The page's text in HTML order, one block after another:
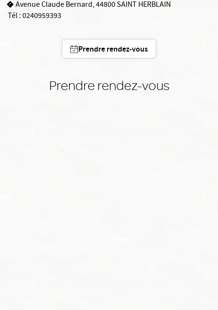
Avenue Claude Bernard, 44800 SAINT HERBLAIN
Tél :0240959393
Prendre rendez-vous
Prendre rendez-vous